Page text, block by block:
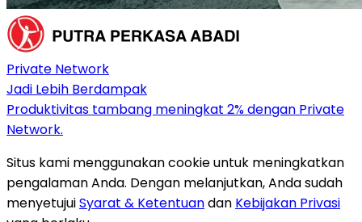
Private Network
Jadi Lebih Berdampak
Produktivitas tambang meningkat 2% dengan Private
Network.
Situs kami menggunakan cookie untuk meningkatkan
pengalaman Anda. Dengan melanjutkan, Anda sudah
menyetujuiSyarat & Ketentuandan Kebijakan Privasi